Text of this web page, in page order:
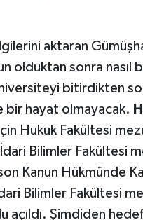
aktaran
olduktan sonra nasıl
bitirdikten
bir hayat olmayacak.
Hukuk Fakültesi
Bilimler Fakültesi
Kanun Hükmünde
Bilimler Fakültesi
açıldı. Şimdiden